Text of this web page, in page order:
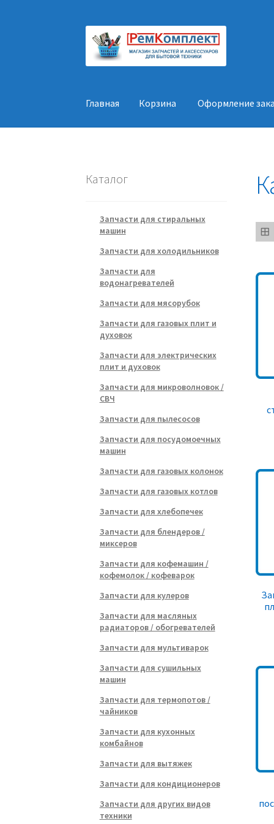
Перейти
навигации
Перейти
содержимому
Главная Корзина Оформление
Каталог
Запчасти для стиральных
машин
Запчасти для холодильников
Запчасти для
водонагревателей
Запчасти для мясорубок
Запчасти для газовых плит и
духовок
Запчасти для электрических
плит и духовок
Запчасти для микроволновок /
СВЧ
Запчасти для пылесосов
Запчасти для посудомоечных
машин
Запчасти для газовых колонок
Запчасти для газовых котлов
Запчасти для хлебопечек
Запчасти для блендеров /
миксеров
Запчасти для кофемашин /
кофемолок / кофеварок
Запчасти для кулеров
Запчасти для масляных
радиаторов / обогревателей
Запчасти для мультиварок
Запчасти для сушильных
машин
Запчасти для термопотов /
чайников
Запчасти для кухонных
комбайнов
Запчасти для вытяжек
Запчасти для кондиционеров
Запчасти для других видов
техники